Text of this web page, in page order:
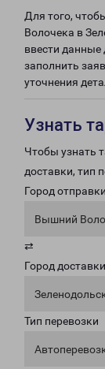
Для того,
Волочека в
ввести данные
заполнить
уточнения
Узнать
Чтобы узнать
доставки, тип
Город отправки
Вышний
⇄
Город доставки
Тип перевозки